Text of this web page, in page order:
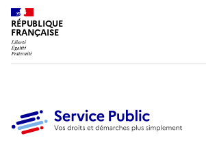
RÉPUBLIQUE
FRANÇAISE